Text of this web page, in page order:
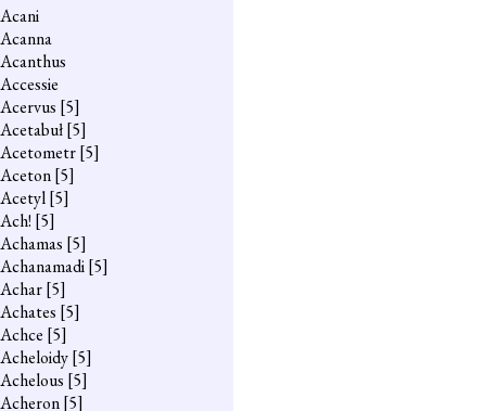
Acani
Acanna
Acanthus
Accessie
Acervus [5]
Acetabuł[5]
Acetometr[5]
Aceton[5]
Acetyl[5]
Ach! [5]
Achamas [5]
Achanamadi[5]
Achar[5]
Achates [5]
Achce [5]
Acheloidy[5]
Achelous [5]
Acheron[5]